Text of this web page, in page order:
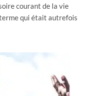
courant de la vie
qui était autrefois